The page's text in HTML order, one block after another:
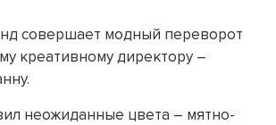
совершает модный переворот
креативному директору –
неожиданные цвета – мятно-